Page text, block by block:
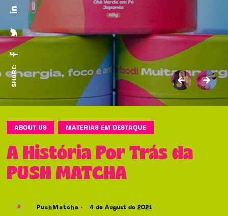
SHARE:
ABOUT US MATÉRIAS EM DESTAQUE
A História Por Trás da
PUSH MATCHA
PushMatcha 4 de August de 2021